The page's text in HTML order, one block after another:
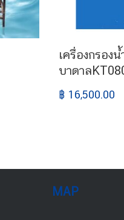
เครื่องกรองน้
บาดาล
฿ 16,500.00
MAP